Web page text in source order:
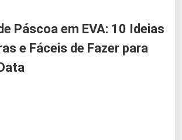
Páscoa em EVA: 10 Ideias
e Fáceis de Fazer para